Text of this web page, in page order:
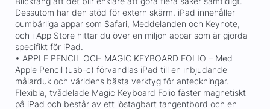
Dessutom har den stöd för extern skärm. iPad innehåller
oumbärliga appar som Safari, Meddelanden och Keynote,
och i App Store hittar du över en miljon appar som är gjorda
specifikt för iPad.
• APPLE PENCIL OCH MAGIC KEYBOARD FOLIO – Med
Apple Pencil (usb-c) förvandlas iPad till en inbjudande
målarduk och världens bästa verktyg för anteckningar.
Flexibla, tvådelade Magic Keyboard Folio fäster magnetiskt
på iPad och består av ett löstagbart tangentbord och en